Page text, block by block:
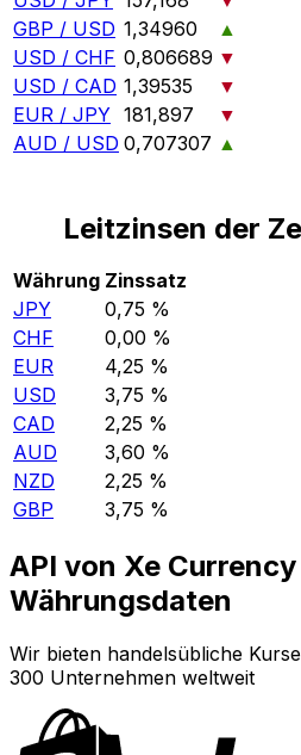
GBP / USD 1,34960
▲
USD / CHF 0,806689 ▼
USD / CAD 1,39535
▼
EUR / JPY 181,897
▼
AUD / USD 0,707307 ▲
Leitzinsen der
Währung Zinssatz
JPY
0,75 %
CHF
0,00 %
EUR
4,25 %
USD
3,75 %
CAD
2,25 %
AUD
3,60 %
NZD
2,25 %
GBP
3,75 %
API von Xe
Währungsdaten
Wir bieten handelsübliche
300 Unternehmen weltweit